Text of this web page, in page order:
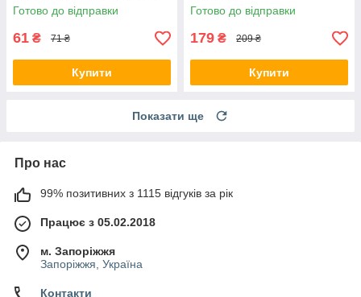
Готово до відправки
61 ₴ 71 ₴
Купити
Готово до відправки
179 ₴ 209 ₴
Купити
Показати ще
Про нас
99% позитивних з 1115 відгуків за рік
Працює з 05.02.2018
м. Запоріжжя
Запоріжжя, Україна
Контакти